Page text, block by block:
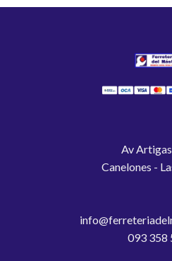
Av
Canelones -
093 358